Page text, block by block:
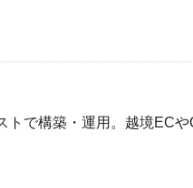
で構築・運用。越境EC